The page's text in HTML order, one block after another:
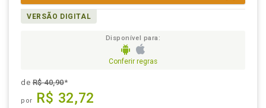
VERSÃO DIGITAL
Disponível para:
Conferir regras
deR$ 40,90*
por R$ 32,72